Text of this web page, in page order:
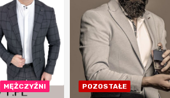
MĘŻCZYŹNI POZOSTAŁE